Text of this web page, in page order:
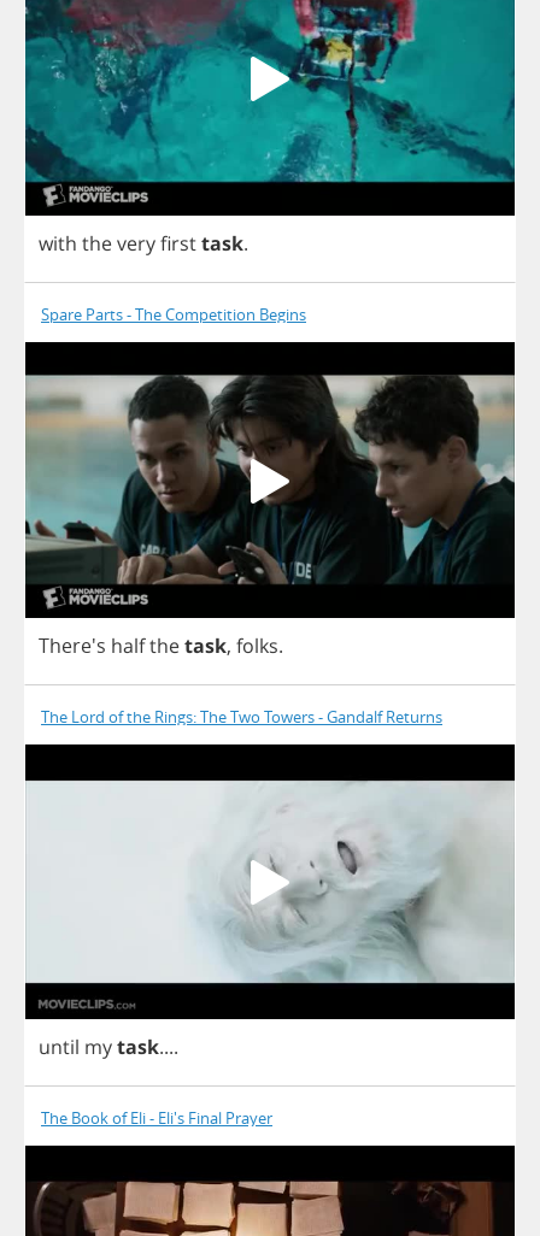
with theveryfirsttask.
Spare Parts - The Competition Begins
There's halfthetask, folks.
The Lord of the Rings: The Two Towers - Gandalf Returns
until mytask....
The Book of Eli - Eli's Final Prayer